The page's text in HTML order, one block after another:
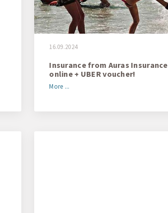
16.09.2024
Insurance from Auras Insurance
online + UBER voucher!
More ...